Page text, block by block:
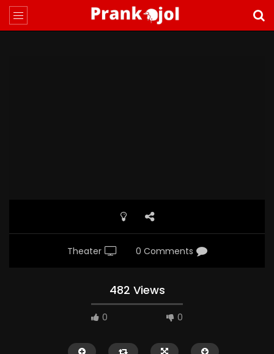
Theater 0 Comments
482 Views
0 0